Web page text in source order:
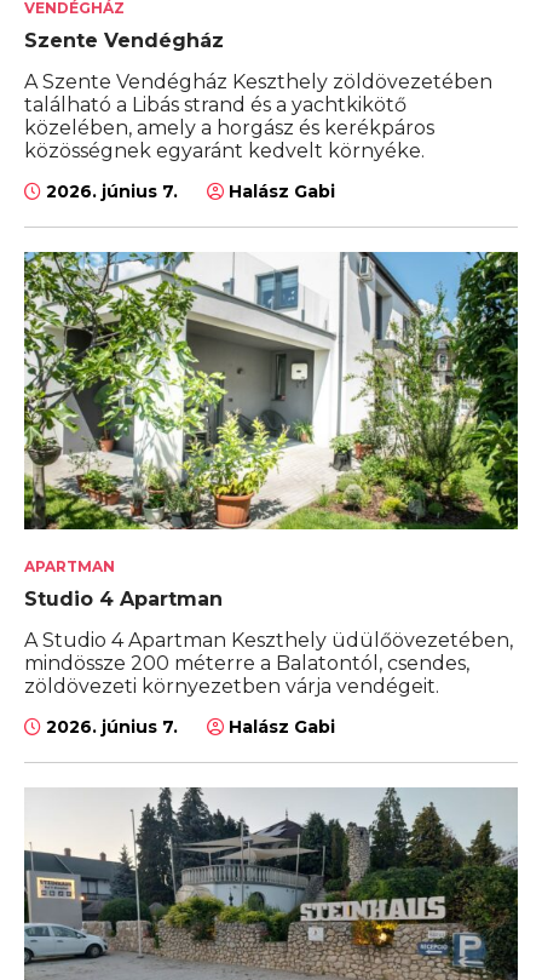
VENDÉGHÁZ
Szente Vendégház
A Szente Vendégház Keszthely zöldövezetében
található a Libás strand és a yachtkikötő
közelében, amely a horgász és kerékpáros
közösségnek egyaránt kedvelt környéke.
2026. június 7. Halász Gabi
APARTMAN
Studio 4 Apartman
A Studio 4 Apartman Keszthely üdülőövezetében,
mindössze 200 méterre a Balatontól, csendes,
zöldövezeti környezetben várja vendégeit.
2026. június 7. Halász Gabi